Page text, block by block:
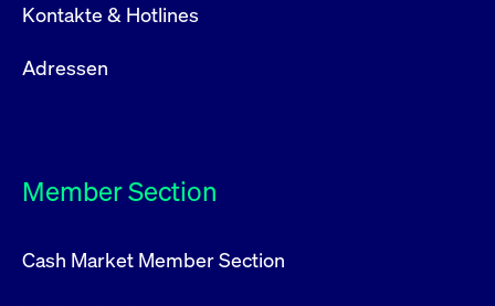
Kontakte & Hotlines
Adressen
Member Section
Cash Market Member Section